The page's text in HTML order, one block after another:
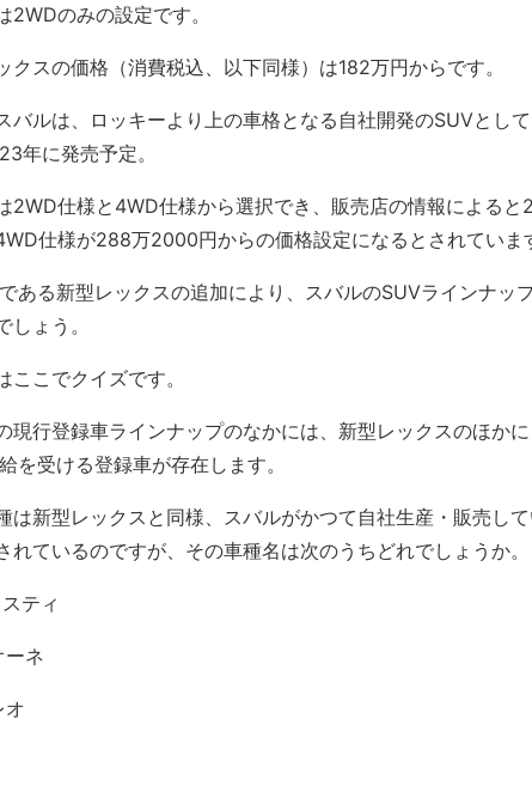
2WDのみの設定です。
スの価格（消費税込、以下同様）は182万円からです。
バルは、ロッキーより上の車格となる自社開発のSUVとし
年に発売予定。
2WD仕様と4WD仕様から選択でき、販売店の情報による
仕様が288万2000円からの価格設定になるとされていま
ある新型レックスの追加により、スバルのSUVラインナッ
しょう。
こでクイズです。
現行登録車ラインナップのなかには、新型レックスのほか
を受ける登録車が存在します。
は新型レックスと同様、スバルがかつて自社生産・販売し
れているのですが、その車種名は次のうちどれでしょうか。
スティ
ーネ
オ